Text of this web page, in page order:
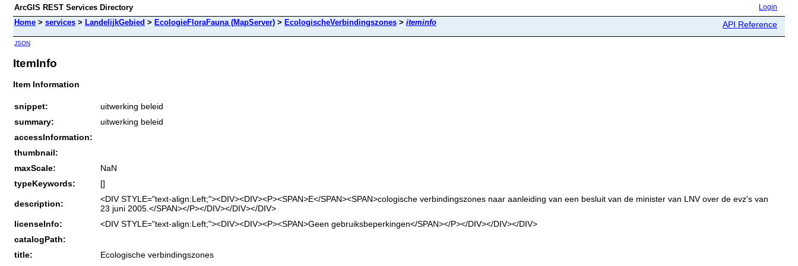
ArcGIS REST Services Directory Login
Home > services > LandelijkGebied > EcologieFloraFauna (MapServer) > EcologischeVerbindingszones > iteminfo API Reference
JSON
ItemInfo
Item Information
snippet:
uitwerking beleid
summary:
uitwerking beleid
accessInformation:
thumbnail:
maxScale:
NaN
typeKeywords:
[]
description:
<DIV STYLE="text-align:Left;"><DIV><DIV><P><SPAN>E</SPAN><SPAN>cologische verbindingszones naar aanleiding van een besluit van de minister van LNV over de evz's van
23 juni 2005.</SPAN></P></DIV></DIV></DIV>
licenseInfo:
<DIV STYLE="text-align:Left;"><DIV><DIV><P><SPAN>Geen gebruiksbeperkingen</SPAN></P></DIV></DIV></DIV>
catalogPath:
title:
Ecologische verbindingszones